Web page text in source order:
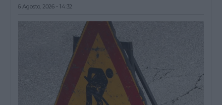
6 Agosto, 2026 - 14:32